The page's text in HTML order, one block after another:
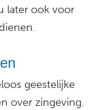
later ook voor
geestelijke
over zingeving.